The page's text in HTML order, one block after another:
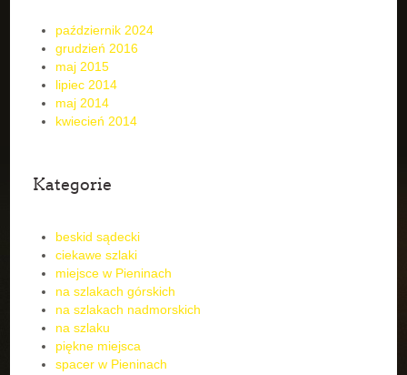
październik 2024
grudzień 2016
maj 2015
lipiec 2014
maj 2014
kwiecień 2014
Kategorie
beskid sądecki
ciekawe szlaki
miejsce w Pieninach
na szlakach górskich
na szlakach nadmorskich
na szlaku
piękne miejsca
spacer w Pieninach